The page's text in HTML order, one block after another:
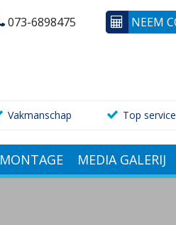
073-6898475 NEEM
Vakmanschap Top service
MONTAGE MEDIA GALERIJ